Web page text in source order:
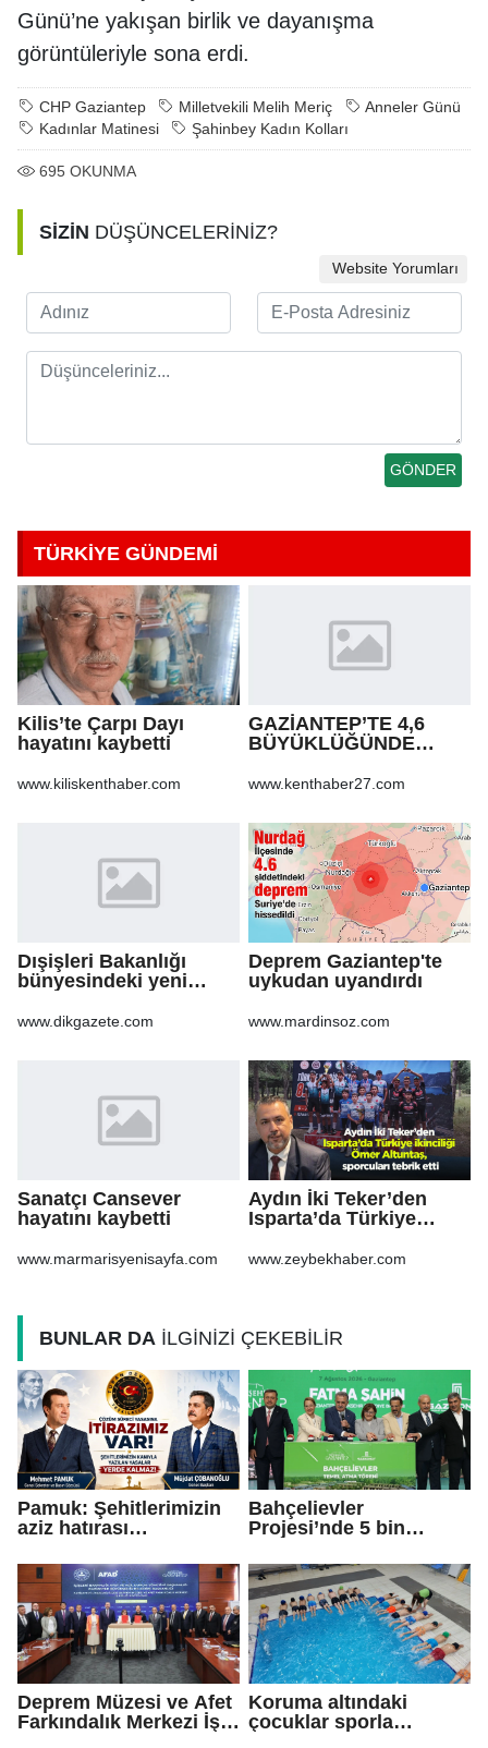
Günü’ne yakışan birlik ve dayanışma
görüntüleriyle sona erdi.
CHP Gaziantep Milletvekili Melih Meriç
Anneler Günü
Kadınlar Matinesi
Şahinbey Kadın Kolları
695 OKUNMA
SİZİN DÜŞÜNCELERİNİZ?
Website Yorumları
TÜRKİYE GÜNDEMİ
Kilis’te Çarpı Dayı
hayatını kaybetti
www.kiliskenthaber.com
GAZİANTEP’TE 4,6
BÜYÜKLÜĞÜNDE
www.kenthaber27.com
Dışişleri Bakanlığı
bünyesindeki yeni
Gazete'de
www.dikgazete.com
Deprem Gaziantep'te
uykudan uyandırdı
www.mardinsoz.com
Sanatçı Cansever
hayatını kaybetti
www.marmarisyenisayfa.com
Aydın İki Teker’den
Isparta’da Türkiye
Altuntaş, sporcuları
www.zeybekhaber.com
BUNLAR DA İLGİNİZİ ÇEKEBİLİR
Pamuk: Şehitlerimizin
aziz hatırası
gazilerimizin
fedakârlıkları
gölgelenmesin
Bahçelievler
Projesi’nde 5 bin
Deprem Müzesi ve Afet
Farkındalık Merkezi İş
Koruma altındaki
çocuklar sporla